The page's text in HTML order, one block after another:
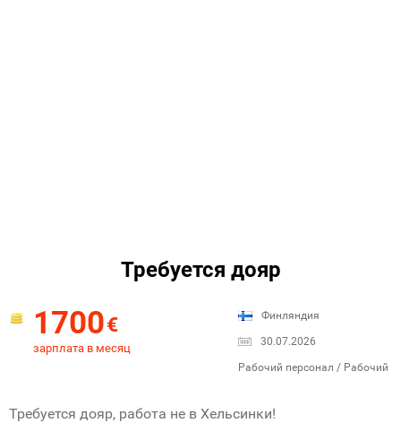
Требуется дояр
1700€
зарплата в месяц
Финляндия
30.07.2026
Рабочий персонал / Рабочий
Требуется дояр, работа не в Хельсинки!